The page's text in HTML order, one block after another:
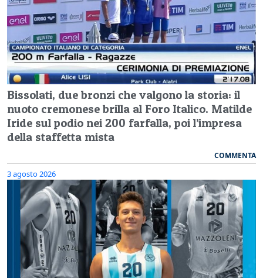
Bissolati, due bronzi che valgono la storia: il
nuoto cremonese brilla al Foro Italico. Matilde
Iride sul podio nei 200 farfalla, poi l’impresa
della staffetta mista
COMMENTA
3 agosto 2026